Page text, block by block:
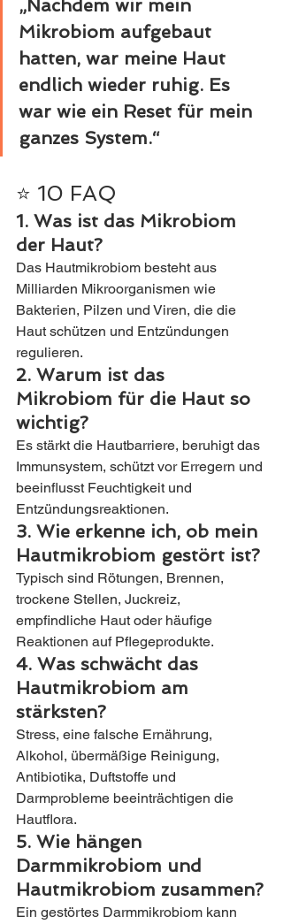
„Nachdem wir mein
Mikrobiom aufgebaut
hatten, war meine Haut
endlich wieder ruhig. Es
war wie ein Reset für mein
ganzes System.“
⭐ 10 FAQ
1. Was ist das Mikrobiom
der Haut?
Das Hautmikrobiom besteht aus
Milliarden Mikroorganismen wie
Bakterien, Pilzen und Viren, die die
Haut schützen und Entzündungen
regulieren.
2. Warum ist das
Mikrobiom für die Haut so
wichtig?
Es stärkt die Hautbarriere, beruhigt das
Immunsystem, schützt vor Erregern und
beeinflusst Feuchtigkeit und
Entzündungsreaktionen.
3. Wie erkenne ich, ob mein
Hautmikrobiom gestört ist?
Typisch sind Rötungen, Brennen,
trockene Stellen, Juckreiz,
empfindliche Haut oder häufige
Reaktionen auf Pflegeprodukte.
4. Was schwächt das
Hautmikrobiom am
stärksten?
Stress, eine falsche Ernährung,
Alkohol, übermäßige Reinigung,
Antibiotika, Duftstoffe und
Darmprobleme beeinträchtigen die
Hautflora.
5. Wie hängen
Darmmikrobiom und
Hautmikrobiom zusammen?
Ein gestörtes Darmmikrobiom kann